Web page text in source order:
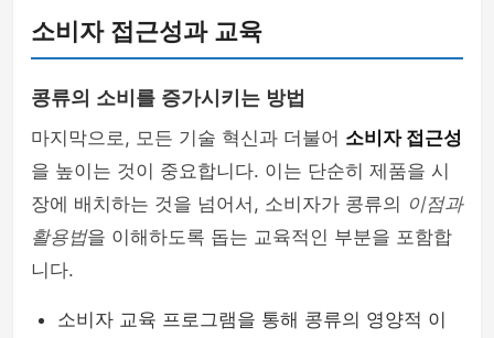
소비자 접근성과 교육
콩류의 소비를 증가시키는 방법
마지막으로, 모든 기술 혁신과 더불어 소비자 접근성
을 높이는 것이 중요합니다. 이는 단순히 제품을 시
장에 배치하는 것을 넘어서, 소비자가 콩류의 이점과
활용법을 이해하도록 돕는 교육적인 부분을 포함합
니다.
소비자 교육 프로그램을 통해 콩류의 영양적 이